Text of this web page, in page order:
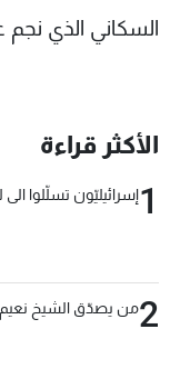
السكاني الذي
الأكثر قراءة
1إسرائيليّون تسلّلوا
2من يصدّق الشيخ